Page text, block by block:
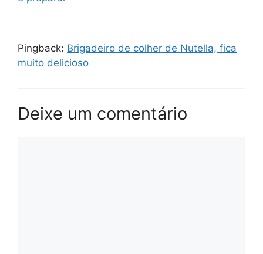
Pingback: Brigadeiro de colher de Nutella, fica
muito delicioso
Deixe um comentário